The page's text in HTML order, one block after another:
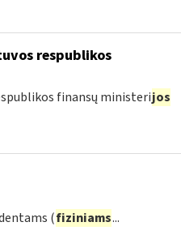
respublikos
finansų ministerijos
(fiziniams...